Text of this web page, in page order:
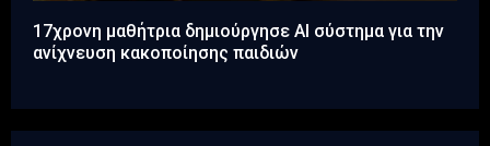
17χρονη μαθήτρια δημιούργησε AI σύστημα για την
ανίχνευση κακοποίησης παιδιών